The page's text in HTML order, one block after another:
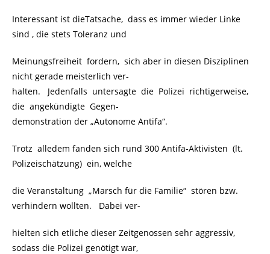
Interessant ist dieTatsache, dass es immer wieder Linke
sind , die stets Toleranz und
Meinungsfreiheit fordern, sich aber in diesen Disziplinen
nicht gerade meisterlich ver-
halten. Jedenfalls untersagte die Polizei richtigerweise,
die angekündigte Gegen-
demonstration der „Autonome Antifa“.
Trotz alledem fanden sich rund 300 Antifa-Aktivisten (lt.
Polizeischätzung) ein, welche
die Veranstaltung „Marsch für die Familie“ stören bzw.
verhindern wollten. Dabei ver-
hielten sich etliche dieser Zeitgenossen sehr aggressiv,
sodass die Polizei genötigt war,